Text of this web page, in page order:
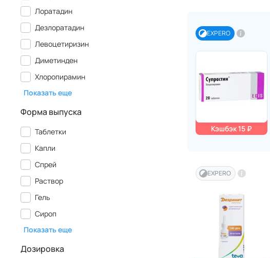
Лоратадин
Дезлоратадин
Левоцетиризин
Диметинден
Хлоропирамин
Показать еще
Форма выпуска
Таблетки
Капли
Спрей
Раствор
Гель
Сироп
Показать еще
Дозировка
EXPERO
Кэшбэк 15 ₽
EXPERO